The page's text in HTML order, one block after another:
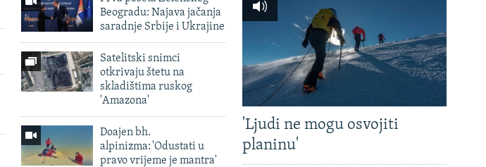
Beogradu: Najava jačanja
saradnje Srbije i Ukrajine
Satelitski snimci
otkrivaju štetu na
skladištima ruskog
'Amazona'
Doajen bh.
alpinizma: 'Odustati u
pravo vrijeme je mantra'
'Ljudi ne mogu osvojiti
planinu'